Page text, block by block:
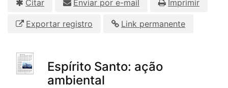
Citar Enviar por e-mail Imprimir
Exportar registro Link permanente
Espírito Santo: ação
ambiental